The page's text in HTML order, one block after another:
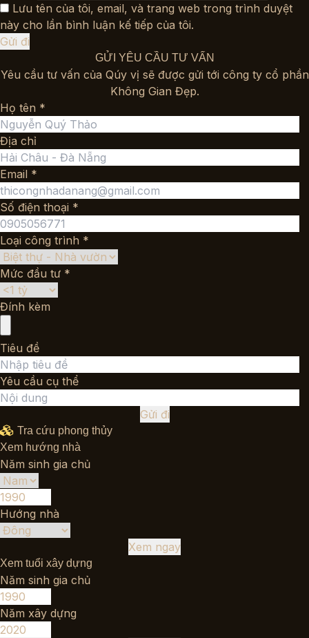
Lưu tên của tôi, email, và trang web trong trình duyệt
này cho lần bình luận kế tiếp của tôi.
GỬI YÊU CẦU TƯ VẤN
Yêu cầu tư vấn của Qúy vị sẽ được gửi tới công ty cổ phần
Không Gian Đẹp.
Họ tên *
Địa chỉ
Email *
Số điện thoại *
Loại công trình *
Mức đầu tư *
Đính kèm
Tiêu đề
Yêu cầu cụ thể
Gửi đi
Tra cứu phong thủy
Xem hướng nhà
Năm sinh gia chủ
Hướng nhà
Xem ngay
Xem tuổi xây dựng
Năm sinh gia chủ
Năm xây dựng